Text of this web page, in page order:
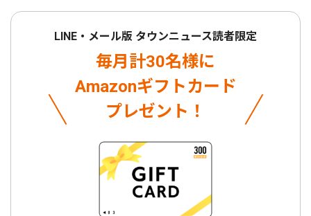
LINE・メール版 タウンニュース読者限定
毎月計30名様に
Amazonギフトカード
プレゼント！